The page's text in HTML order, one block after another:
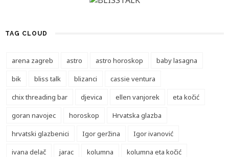
TAG CLOUD
arena zagreb astro astro horoskop
baby lasagna
bik
bliss talk blizanci
cassie ventura
chix threading bar
djevica ellen vanjorek
eta kočić
goran navojec
horoskop
Hrvatska glazba
hrvatski glazbenici
Igor geržina
Igor ivanović
ivana delač
jarac kolumna
kolumna eta kočić